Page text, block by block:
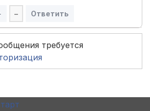
– Ответить
требуется